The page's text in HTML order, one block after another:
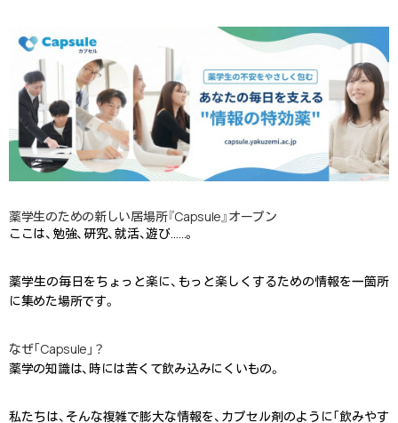
薬学生のための新しい居場所『Capsule』オープン
ここは、勉強、研究、就活、遊び……。
薬学生の毎日をちょっと楽に、もっと楽しくするための情報を一箇所
に集めた場所です。
なぜ「Capsule」？
薬学の知識は、時には苦くて飲み込みにくいもの。
私たちは、そんな複雑で膨大な情報を、カプセル剤のように「飲みやす